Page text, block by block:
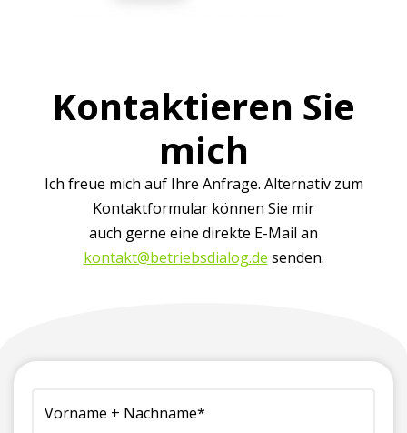
Kontaktieren Sie
mich
Ich freue mich auf Ihre Anfrage. Alternativ zum
Kontaktformular können Sie mir
auch gerne eine direkte E-Mail an
kontakt@betriebsdialog.de senden.
Vorname
Nachname*
Firma
Telefonnummer
Rückfragen)*
E-
(erforderlich)
Ihre
(erforderlich)